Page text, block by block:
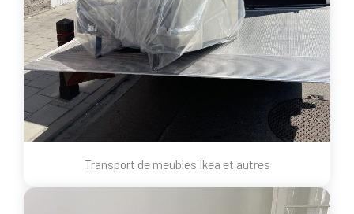
Transport de meubles Ikea et autres